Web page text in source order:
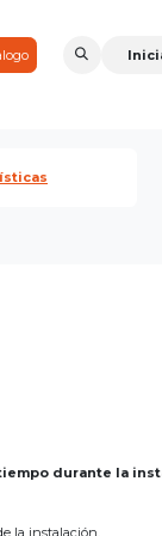
durante la
la instalación.